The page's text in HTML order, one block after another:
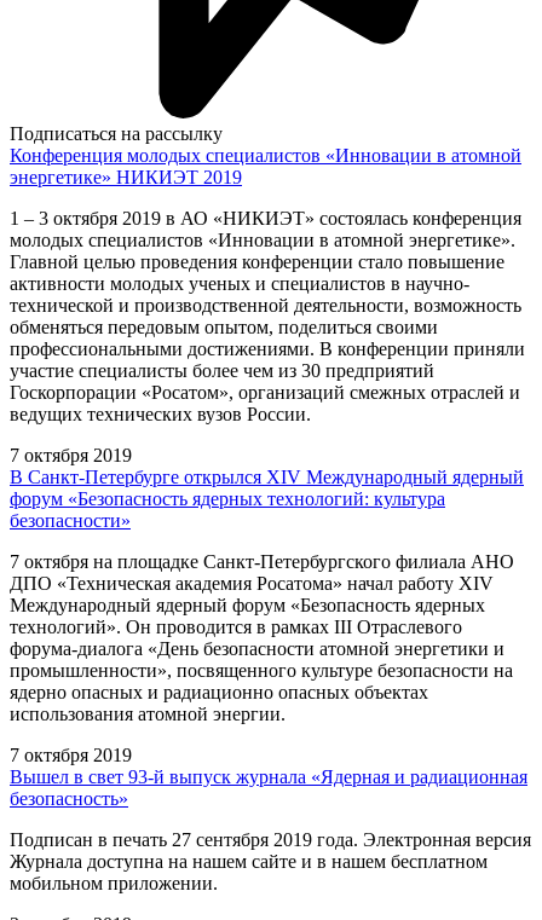
Подписаться на рассылку
Конференция молодых специалистов «Инновации в атомной
энергетике» НИКИЭТ 2019
1 – 3 октября 2019 в АО «НИКИЭТ» состоялась конференция
молодых специалистов «Инновации в атомной энергетике».
Главной целью проведения конференции стало повышение
активности молодых ученых и специалистов в научно-
технической и производственной деятельности, возможность
обменяться передовым опытом, поделиться своими
профессиональными достижениями. В конференции приняли
участие специалисты более чем из 30 предприятий
Госкорпорации «Росатом», организаций смежных отраслей и
ведущих технических вузов России.
7 октября 2019
В Санкт-Петербурге открылся XIV Международный ядерный
форум «Безопасность ядерных технологий: культура
безопасности»
7 октября на площадке Санкт-Петербургского филиала АНО
ДПО «Техническая академия Росатома» начал работу XIV
Международный ядерный форум «Безопасность ядерных
технологий». Он проводится в рамках III Отраслевого
форума-диалога «День безопасности атомной энергетики и
промышленности», посвященного культуре безопасности на
ядерно опасных и радиационно опасных объектах
использования атомной энергии.
7 октября 2019
Вышел в свет 93-й выпуск журнала «Ядерная и радиационная
безопасность»
Подписан в печать 27 сентября 2019 года. Электронная версия
Журнала доступна на нашем сайте и в нашем бесплатном
мобильном приложении.